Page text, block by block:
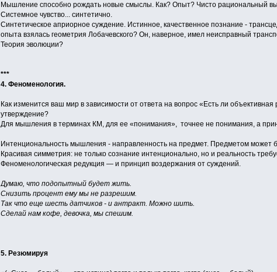
Мышление способно рождать новые смыслы. Как? Опыт? Чисто рациональный
Системное чувство... синтетично.
Синтетическое априорное суждение. Истинное, качественное познание -
опыта взялась геометрия Лобачевского? Он, наверное, имел неисправный
Теория эволюции?
***
4. Феноменология.
Как изменится ваш мир в зависимости от ответа на вопрос «Есть ли
утверждение?
Для мышления в терминах КМ, для ее «понимания», точнее не понимания, а
Интенциональность мышления - направленность на предмет. Предметом может
Красивая симметрия: не только сознание интенционально, но и реальность
Феноменологическая редукция — и принцип воздержания от суждений.
Думаю, что подопытный будет жить.
Снизить процент ему мы не разрешим.
Так что еще шесть датчиков - и антракт. Можно шить.
Сделай нам кофе, девочка, мы спешим.
5. Резюмируя